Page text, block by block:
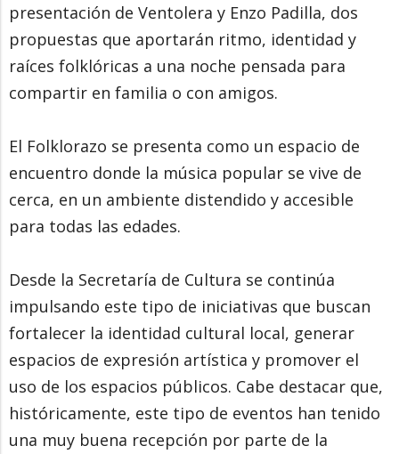
presentación de Ventolera y Enzo Padilla, dos
propuestas que aportarán ritmo, identidad y
raíces folklóricas a una noche pensada para
compartir en familia o con amigos.
El Folklorazo se presenta como un espacio de
encuentro donde la música popular se vive de
cerca, en un ambiente distendido y accesible
para todas las edades.
Desde la Secretaría de Cultura se continúa
impulsando este tipo de iniciativas que buscan
fortalecer la identidad cultural local, generar
espacios de expresión artística y promover el
uso de los espacios públicos. Cabe destacar que,
históricamente, este tipo de eventos han tenido
una muy buena recepción por parte de la